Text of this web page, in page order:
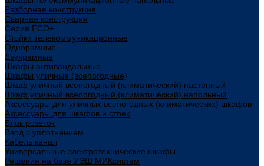
Разборная конструкция
Сварная конструкция
Серия ECO+
Стойки телекоммуникационные
Однорамные
Двухрамные
Шкафы антивандальные
Шкафы уличные (всепогодные)
Шкаф уличный всепогодный (климатический) настенный
Шкаф уличный всепогодный (климатический) напольный
Аксессуары для уличных всепогодных (климатических) шкафов
Аксессуары для шкафов и стоек
Блок розеток
Ввод с уплотнением
Кабель канал
Универсальные электротехнические шкафы
Решения на базе УЭШ МИКсистем